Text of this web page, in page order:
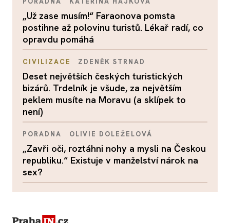
„Už zase musím!“ Faraonova pomsta
postihne až polovinu turistů. Lékař radí, co
opravdu pomáhá
CIVILIZACE ZDENĚK STRNAD
Deset největších českých turistických
bizárů. Trdelník je všude, za největším
peklem musíte na Moravu (a sklípek to
není)
PORADNA OLIVIE DOLEŽELOVÁ
„Zavři oči, roztáhni nohy a mysli na Českou
republiku.“ Existuje v manželství nárok na
sex?